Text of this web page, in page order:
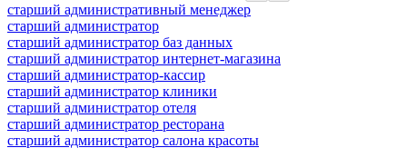
старший административный менеджер
старший администратор
старший администратор баз данных
старший администратор интернет-магазина
старший администратор-кассир
старший администратор клиники
старший администратор отеля
старший администратор ресторана
старший администратор салона красоты